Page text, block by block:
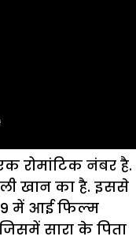
रोमांटिक नंबर है.
खान का है. इससे
में आई फिल्‍म
सारा के पिता